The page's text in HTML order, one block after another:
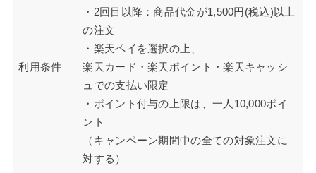
利用条件
・2回目以降：商品代金が1,500円(税込)以上
の注文
・楽天ペイを選択の上、
楽天カード・楽天ポイント・楽天キャッシ
ュでの支払い限定
・ポイント付与の上限は、一人10,000ポイ
ント
（キャンペーン期間中の全ての対象注文に
対する）